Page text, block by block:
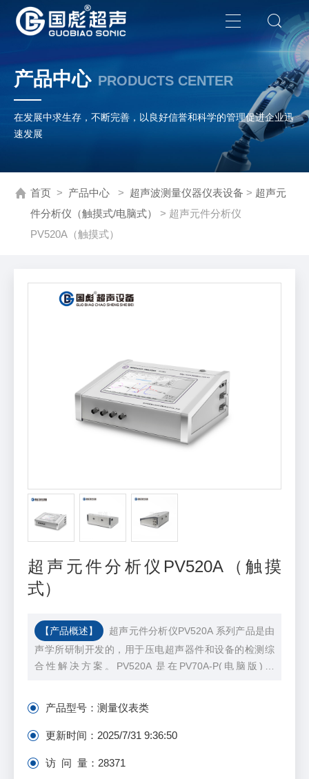
产品中心 PRODUCTS CENTER
在发展中求生存，不断完善，以良好信誉和科学的管理促进企业迅
速发展
首页 > 产品中心 > 超声波测量仪器仪表设备 > 超声元
件分析仪（触摸式/电脑式）
> 超声元件分析仪
PV520A（触摸式）
超声元件分析仪PV520A（触摸
式）
【产品概述】
超声元件分析仪PV520A 系列产品是由
声学所研制开发的，用于压电超声器件和设备的检测综
合性解决方案。PV520A 是在PV70A-P(电脑版)和
产品型号： 测量仪表类
更新时间： 2025/7/31 9:36:50
访 问 量： 28371